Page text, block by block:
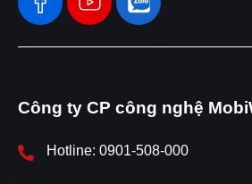
Công ty CP công nghệ
Hotline: 0901-508-000